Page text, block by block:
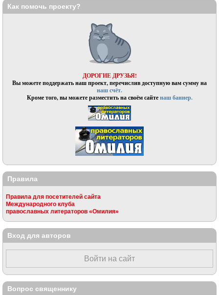
Как помочь проекту?
ДОРОГИЕ ДРУЗЬЯ!
Вы можете поддержать наш проект, перечислив доступную вам сумму на
наш счёт.
Кроме того, вы можете разместить на своём сайтенаш баннер.
Правила
Правила для посетителей сайта
Международного клуба
православных литераторов «Омилия»
Вход для авторов
Войти на сайт
Вопрос священнику